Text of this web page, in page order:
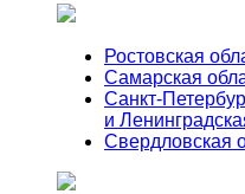
Ростовская
Самарская
Санкт-
и
Свердловская